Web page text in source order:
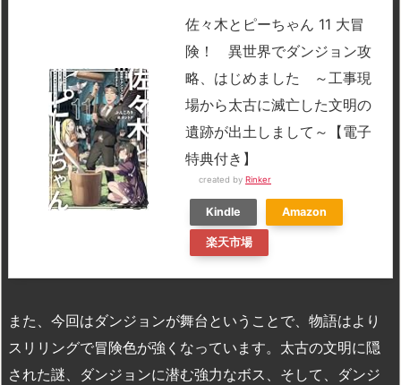
佐々木とピーちゃん 11 大冒
険！ 異世界でダンジョン攻
略、はじめました ～工事現
場から太古に滅亡した文明の
遺跡が出土しまして～【電子
特典付き】
created by Rinker
Kindle Amazon
楽天市場
また、今回はダンジョンが舞台ということで、物語はより
スリリングで冒険色が強くなっています。太古の文明に隠
された謎、ダンジョンに潜む強力なボス、そして、ダンジ